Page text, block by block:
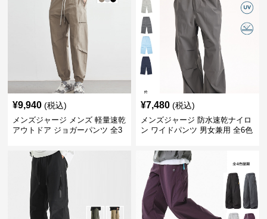
¥9,940 (税込)
メンズジャージ メンズ 軽量速乾
アウトドア ジョガーパンツ 全3
¥7,480 (税込)
メンズジャージ 防水速乾ナイロ
ン ワイドパンツ 男女兼用 全6色